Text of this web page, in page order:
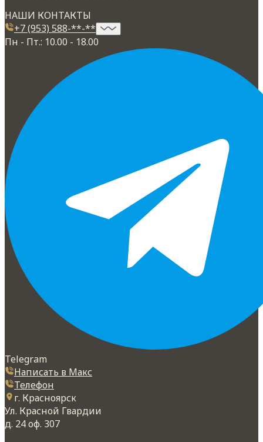
НАШИ КОНТАКТЫ
+7 (953) 588-**-**
Пн - Пт.: 10.00 - 18.00
Telegram
Написать в Макс
Телефон
г. Красноярск
Ул. Красной Гвардии
д. 24 оф. 307